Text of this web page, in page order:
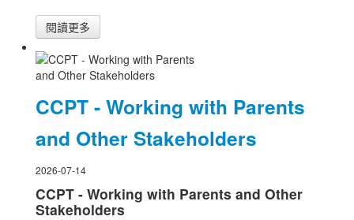
閱讀更多
CCPT - Working with Parents
and Other Stakeholders
2026-07-14
CCPT - Working with Parents and Other
Stakeholders